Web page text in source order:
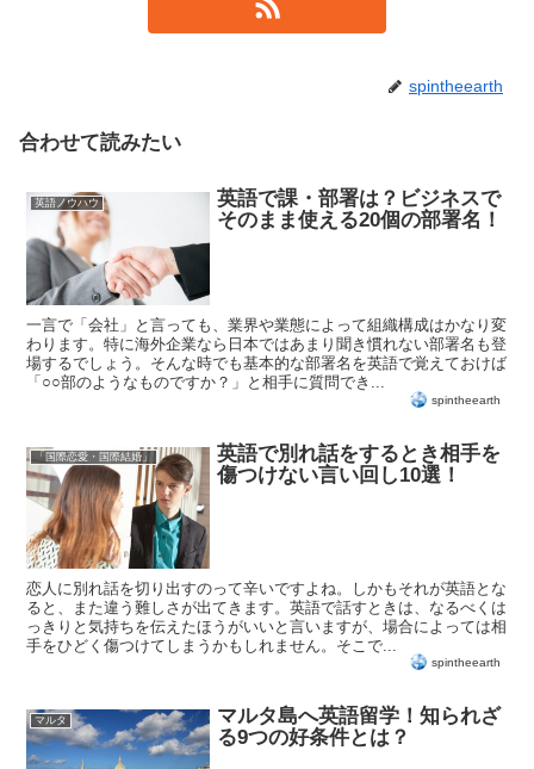
spintheearth
合わせて読みたい
英語ノウハウ
英語で課・部署は？ビジネスで
そのまま使える20個の部署名！
一言で「会社」と言っても、業界や業態によって組織構成はかなり変
わります。特に海外企業なら日本ではあまり聞き慣れない部署名も登
場するでしょう。そんな時でも基本的な部署名を英語で覚えておけば
「○○部のようなものですか？」と相手に質問でき...
spintheearth
「国際恋愛・国際結婚」
英語で別れ話をするとき相手を
傷つけない言い回し10選！
恋人に別れ話を切り出すのって辛いですよね。しかもそれが英語とな
ると、また違う難しさが出てきます。英語で話すときは、なるべくは
っきりと気持ちを伝えたほうがいいと言いますが、場合によっては相
手をひどく傷つけてしまうかもしれません。そこで...
spintheearth
マルタ
マルタ島へ英語留学！知られざ
る9つの好条件とは？